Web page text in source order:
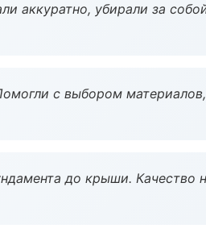
аккуратно, убирали за
с выбором
до крыши. Качество